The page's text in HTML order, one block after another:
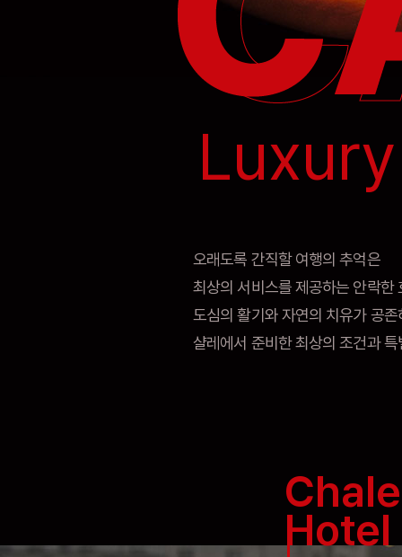
오래도록 간직할 여행의 추억은
최상의 서비스를 제공하는 안락한
도심의 활기와 자연의 치유가 공
샬레에서 준비한 최상의 조건과